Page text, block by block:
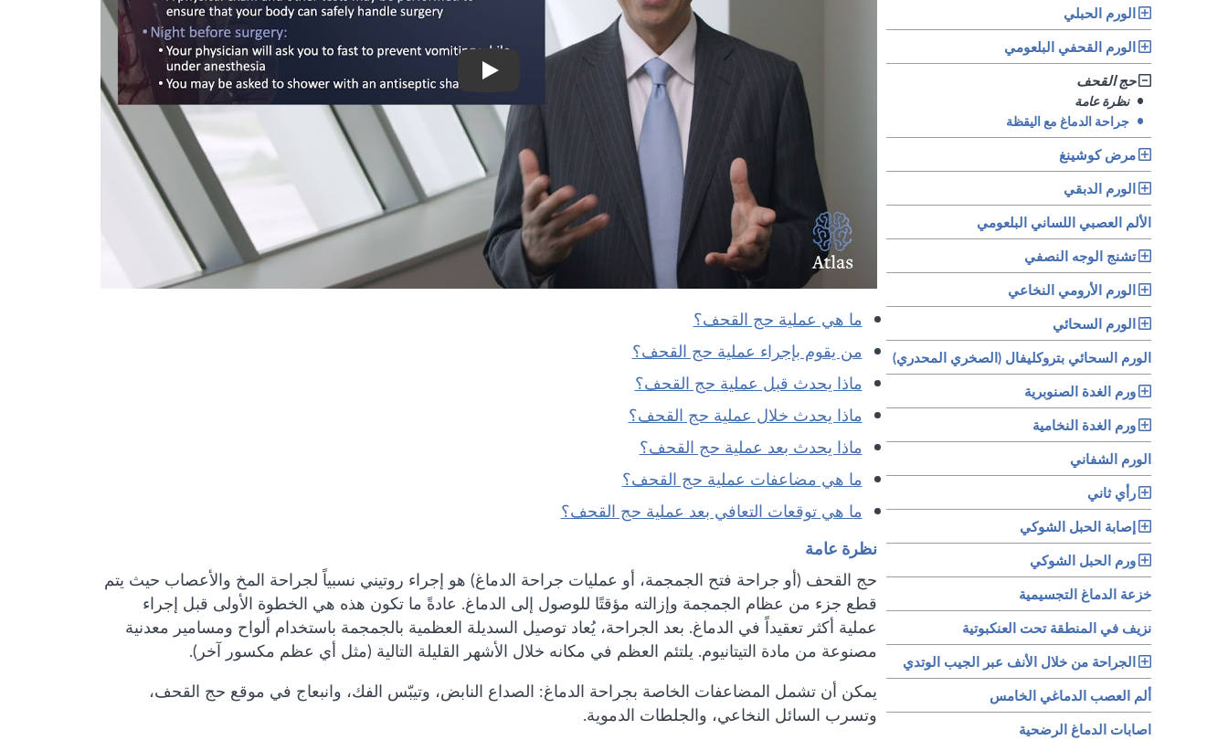
الورم الحبلي
الورم القحفي البلعومي
حج القحف
• نظرة عامة
• جراحة الدماغ مع اليقظة
مرض كوشينغ
الورم الدبقي
الألم العصبي اللساني البلعومي
تشنج الوجه النصفي
الورم الأرومي النخاعي
الورم السحائي
الورم السحائي بتروكليفال (الصخري المحدري)
ورم الغدة الصنوبرية
ورم الغدة النخامية
الورم الشفاني
رأي ثاني
إصابة الحبل الشوكي
ورم الحبل الشوكي
خزعة الدماغ التجسيمية
نزيف في المنطقة تحت العنكبوتية
الجراحة من خلال الأنف عبر الجيب الوتدي
ألم العصب الدماغي الخامس
اصابات الدماغ الرضحية
ما هي عملية حج القحف؟
من يقوم بإجراء عملية حج القحف؟
ماذا يحدث قبل عملية حج القحف؟
ماذا يحدث خلال عملية حج القحف؟
ماذا يحدث بعد عملية حج القحف؟
ما هي مضاعفات عملية حج القحف؟
ما هي توقعات التعافي بعد عملية حج القحف؟
نظرة عامة
حج القحف (أو جراحة فتح الجمجمة، أو عمليات جراحة الدماغ) هو إجراء روتيني نسبياً لجراحة المخ والأعصاب حيث يتم
قطع جزء من عظام الجمجمة وإزالته مؤقتًا للوصول إلى الدماغ. عادةً ما تكون هذه هي الخطوة الأولى قبل إجراء
عملية أكثر تعقيداً في الدماغ. بعد الجراحة، يُعاد توصيل السديلة العظمية بالجمجمة باستخدام ألواح ومسامير معدنية
مصنوعة من مادة التيتانيوم. يلتئم العظم في مكانه خلال الأشهر القليلة التالية (مثل أي عظم مكسور آخر).
يمكن أن تشمل المضاعفات الخاصة بجراحة الدماغ: الصداع النابض، وتيبّس الفك، وانبعاج في موقع حج القحف،
وتسرب السائل النخاعي، والجلطات الدموية.